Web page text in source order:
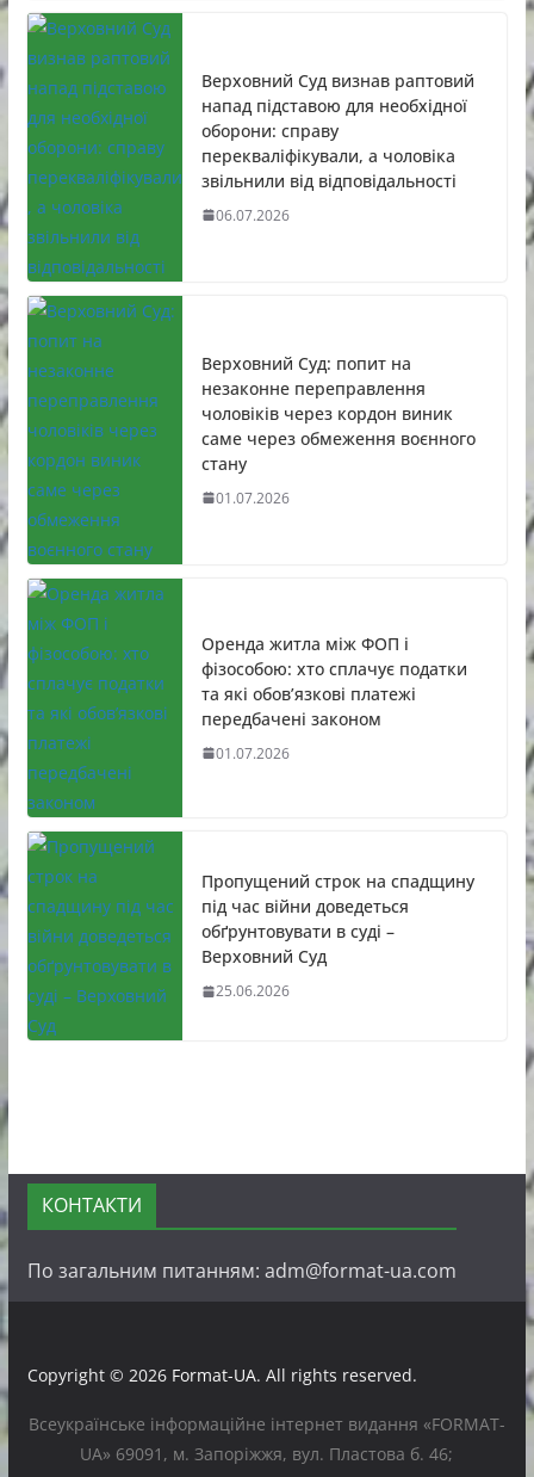
Верховний Суд визнав раптовий
напад підставою для необхідної
оборони: справу
перекваліфікували, а чоловіка
звільнили від відповідальності
06.07.2026
Верховний Суд: попит на
незаконне переправлення
чоловіків через кордон виник
саме через обмеження воєнного
стану
01.07.2026
Оренда житла між ФОП і
фізособою: хто сплачує податки
та які обов’язкові платежі
передбачені законом
01.07.2026
Пропущений строк на спадщину
під час війни доведеться
обґрунтовувати в суді –
Верховний Суд
25.06.2026
КОНТАКТИ
По загальним питанням: adm@format-ua.com
Copyright © 2026 Format-UA. All rights reserved.
Всеукраїнське інформаційне інтернет видання «FORMAT-
UA» 69091, м. Запоріжжя, вул. Пластова б. 46;